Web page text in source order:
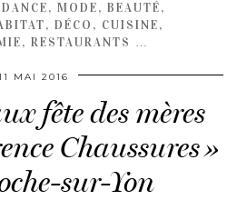
MODE, BEAUTÉ,
DÉCO, CUISINE,
RESTAURANTS …
MAI 2016
fête des mères
Chaussures »
sur-Yon